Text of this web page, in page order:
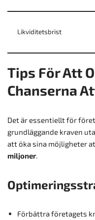
Likviditetsbrist
Tips För Att
Chanserna
Det är essentiellt för
grundläggande kraven
att öka sina möjligheter
miljoner.
Förbättra företagets